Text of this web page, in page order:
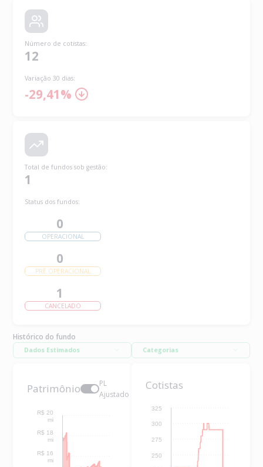
Número de cotistas:
12
Variação 30 dias:
-29,41%
Total de fundos sob gestão:
1
Status dos fundos:
0
OPERACIONAL
0
PRÉ OPERACIONAL
1
CANCELADO
Histórico do fundo
Dados Estimados Categorias
Patrimônio
PL
Ajustado
R$ 16
mi
R$ 18
mi
R$ 20
mi
Cotistas
250
275
300
325